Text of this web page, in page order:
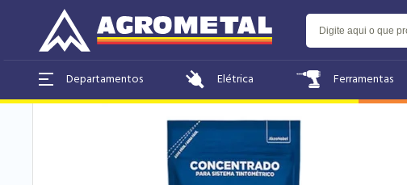
Elétrica Ferramentas
Home Tintas & Acessórios